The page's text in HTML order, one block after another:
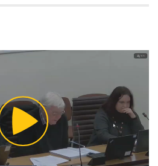
Play
Video